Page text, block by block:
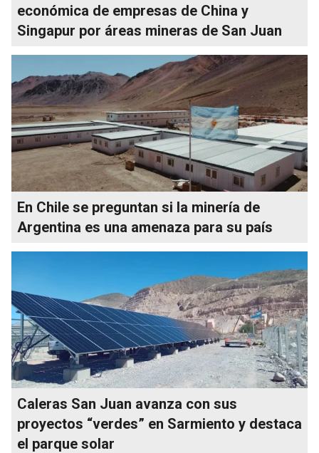
económica de empresas de China y
Singapur por áreas mineras de San Juan
En Chile se preguntan si la minería de
Argentina es una amenaza para su país
Caleras San Juan avanza con sus
proyectos “verdes” en Sarmiento y destaca
el parque solar